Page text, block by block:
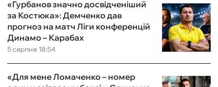
5 серпня 18:54
«Гурбанов значно досвідченіший
за Костюка»: Демченко дав
прогноз на матч Ліги конференцій
Динамо – Карабах
«Для мене Ломаченко – номер